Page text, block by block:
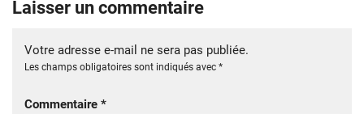
Laisser un commentaire
Votre adresse e-mail ne sera pas publiée.
Les champs obligatoires sont indiqués avec *
Commentaire *